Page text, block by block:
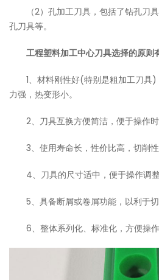
（2）孔加工刀具，包括了钻孔刀具
孔刀具等。
工程塑料加工中心刀具选择的原则
1、材料刚性好(特别是粗加工刀具)
力强，热变形小。
2、刀具互换方便简洁，便于操作时
3、使用寿命长，性价比高，切削性
4、刀具的尺寸适中，便于操作调整
5、具备断屑或卷屑功能，以利于切
6、整体系列化、标准化，方便操作